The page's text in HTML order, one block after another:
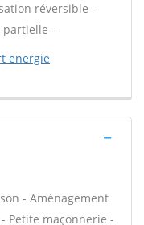
réversible -
partielle -
energie
- Aménagement
Petite maçonnerie -